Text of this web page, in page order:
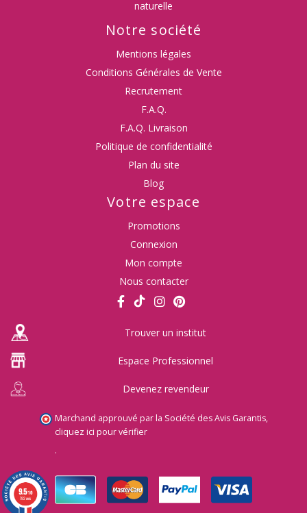
naturelle
Notre société
Mentions légales
Conditions Générales de Vente
Recrutement
F.A.Q.
F.A.Q. Livraison
Politique de confidentialité
Plan du site
Blog
Votre espace
Promotions
Connexion
Mon compte
Nous contacter
Trouver un institut
Espace Professionnel
Devenez revendeur
Marchand approuvé par la Société des Avis Garantis,
cliquez ici pour vérifier
.
9.5/10
792 avis